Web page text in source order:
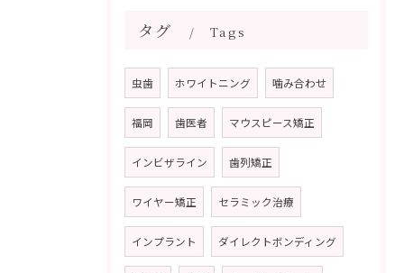
タグ Tags
虫歯 ホワイトニング 噛み合わせ
福岡 歯医者 マウスピース矯正
インビザライン 歯列矯正
ワイヤー矯正 セラミック治療
インプラント ダイレクトボンディング